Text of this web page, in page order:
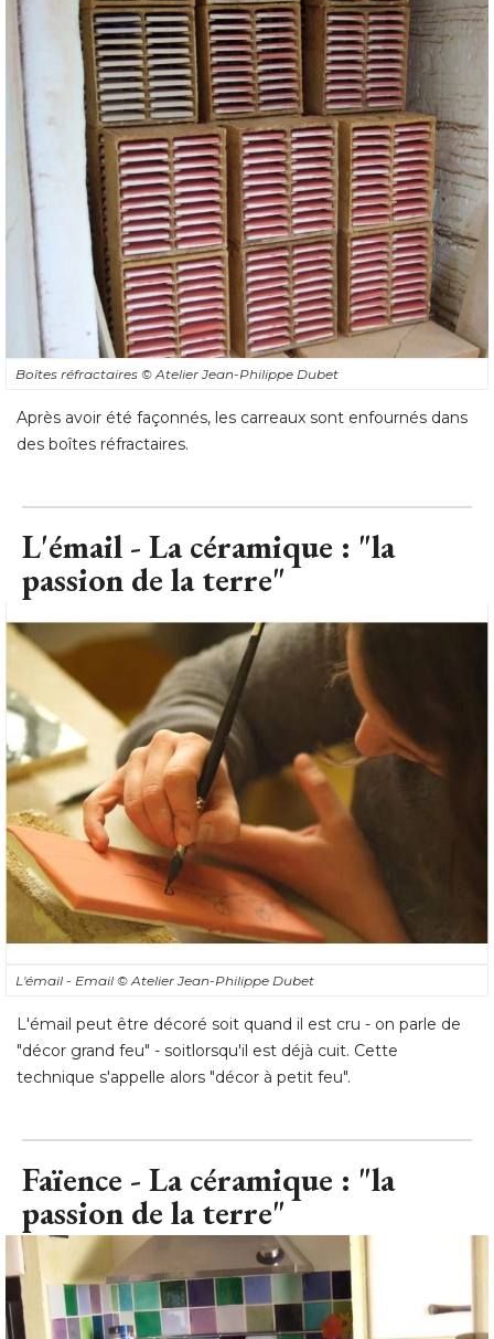
Boîtes réfractaires © Atelier Jean-Philippe Dubet
Après avoir été façonnés, les carreaux sont enfournés dans
des boîtes réfractaires.
L'émail - La céramique : "la
passion de la terre"
L'émail - Email © Atelier Jean-Philippe Dubet
L'émail peut être décoré soit quand il est cru - on parle de
"décor grand feu" - soitlorsqu'il est déjà cuit. Cette
technique s'appelle alors "décor à petit feu".
Faïence - La céramique : "la
passion de la terre"